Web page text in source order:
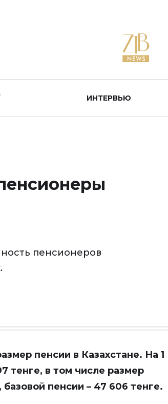
ИНТЕРВЬЮ
пенсионеров
пенсии в Казахстане. На 1
тенге, в том числе размер
пенсии – 47 606 тенге.